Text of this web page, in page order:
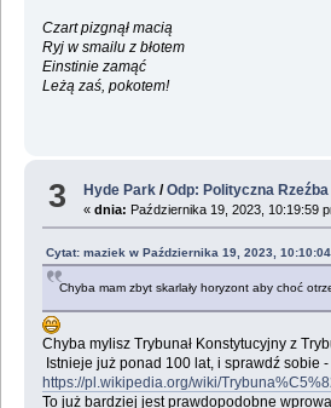
Czart pizgnął macią
Ryj w smailu z błotem
Einstinie zamąć
Leżą zaś, pokotem!
3 Hyde Park /Odp: Polityczna Rzeźba
«dnia: Października 19, 2023, 10:19:59
Cytat: maziek w Października 19, 2023,
Chyba mam zbyt skarlały horyzont aby choć
Chyba mylisz Trybunał Konstytucyjny z
Istnieje już ponad 100 lat, i sprawdź sobie
https://pl.wikipedia.org/wiki/
To już bardziej jest prawdopodobne